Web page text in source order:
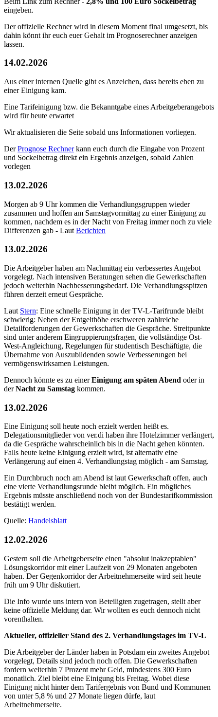
eingeben.
Der offizielle Rechner wird in diesem Moment final umgesetzt, bis
dahin könnt ihr euch euer Gehalt im Prognoserechner anzeigen
lassen.
14.02.2026
Aus einer internen Quelle gibt es Anzeichen, dass bereits eben zu
einer Einigung kam.
Eine Tarifeinigung bzw. die Bekanntgabe eines Arbeitgeberangebots
wird für heute erwartet
Wir aktualisieren die Seite sobald uns Informationen vorliegen.
DerPrognose Rechnerkann euch durch die Eingabe von Prozent
und Sockelbetrag direkt ein Ergebnis anzeigen, sobald Zahlen
vorlegen
13.02.2026
Morgen ab 9 Uhr kommen die Verhandlungsgruppen wieder
zusammen und hoffen am Samstagvormittag zu einer Einigung zu
kommen, nachdem es in der Nacht von Freitag immer noch zu viele
Differenzen gab - Laut Berichten
13.02.2026
Die Arbeitgeber haben am Nachmittag ein verbessertes Angebot
vorgelegt. Nach intensiven Beratungen sehen die Gewerkschaften
jedoch weiterhin Nachbesserungsbedarf. Die Verhandlungsspitzen
führen derzeit erneut Gespräche.
Laut Stern: Eine schnelle Einigung in der TV-L-Tarifrunde bleibt
schwierig: Neben der Entgelthöhe erschweren zahlreiche
Detailforderungen der Gewerkschaften die Gespräche. Streitpunkte
sind unter anderem Eingruppierungsfragen, die vollständige Ost-
West-Angleichung, Regelungen für studentisch Beschäftigte, die
Übernahme von Auszubildenden sowie Verbesserungen bei
vermögenswirksamen Leistungen.
Dennoch könnte es zu einerEinigung am späten Abend oder in
derNacht zu Samstag kommen.
13.02.2026
Eine Einigung soll heute noch erzielt werden heißt es.
Delegationsmitglieder von ver.di haben ihre Hotelzimmer verlängert,
da die Gespräche wahrscheinlich bis in die Nacht gehen könnten.
Falls heute keine Einigung erzielt wird, ist alternativ eine
Verlängerung auf einen 4. Verhandlungstag möglich - am Samstag.
Ein Durchbruch noch am Abend ist laut Gewerkschaft offen, auch
eine vierte Verhandlungsrunde bleibt möglich. Ein mögliches
Ergebnis müsste anschließend noch von der Bundestarifkommission
bestätigt werden.
Quelle: Handelsblatt
12.02.2026
Gestern soll die Arbeitgeberseite einen "absolut inakzeptablen"
Lösungskorridor mit einer Laufzeit von 29 Monaten angeboten
haben. Der Gegenkorridor der Arbeitnehmerseite wird seit heute
früh um 9 Uhr diskutiert.
Die Info wurde uns intern von Beteiligten zugetragen, stellt aber
keine offizielle Meldung dar. Wir wollten es euch dennoch nicht
vorenthalten.
Aktueller, offizieller Stand des 2. Verhandlungstages im TV-L
Die Arbeitgeber der Länder haben in Potsdam ein zweites Angebot
vorgelegt, Details sind jedoch noch offen. Die Gewerkschaften
fordern weiterhin 7 Prozent mehr Geld, mindestens 300 Euro
monatlich. Ziel bleibt eine Einigung bis Freitag. Wobei diese
Einigung nicht hinter dem Tarif­ergebnis von Bund und Kommunen
von unter 5,8 % und 27 Monate liegen dürfe, laut
Arbeitnehmerseite.